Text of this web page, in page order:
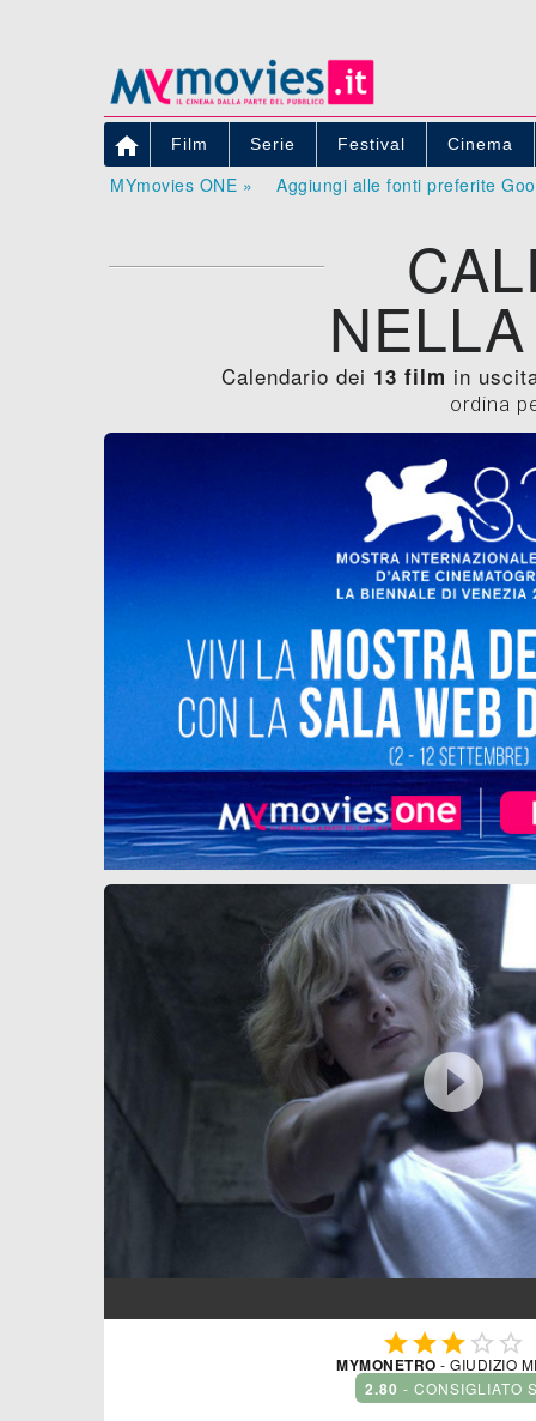
 Film Serie Festival Cinema
MYmovies ONE » Aggiungi alle fonti preferite
Calendario dei 13 film in
ordina

  
MYMONETRO - GIUDIZIO
2.80 - CONSIGLIATO